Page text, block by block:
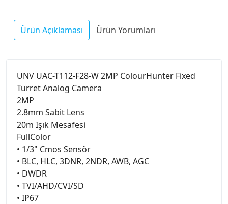
Ürün Açıklaması Ürün Yorumları
UNV UAC-T112-F28-W 2MP ColourHunter Fixed
Turret Analog Camera
2MP
2.8mm Sabit Lens
20m Işık Mesafesi
FullColor
• 1/3" Cmos Sensör
• BLC, HLC, 3DNR, 2NDR, AWB, AGC
• DWDR
• TVI/AHD/CVI/SD
• IP67